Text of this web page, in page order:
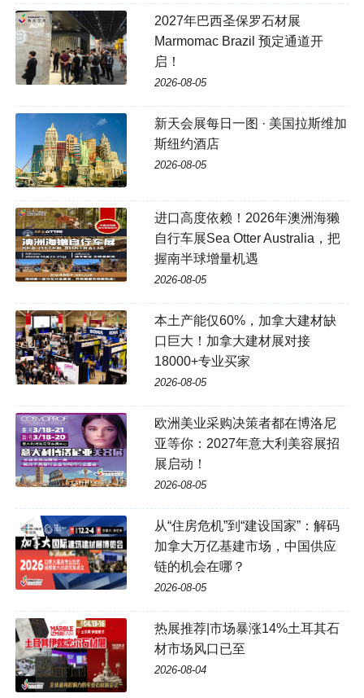
2027年巴西圣保罗石材展
Marmomac Brazil 预定通道开
启！
2026-08-05
新天会展每日一图 · 美国拉斯维加
斯纽约酒店
2026-08-05
进口高度依赖！2026年澳洲海獭
自行车展Sea Otter Australia，把
握南半球增量机遇
2026-08-05
本土产能仅60%，加拿大建材缺
口巨大！加拿大建材展对接
18000+专业买家
2026-08-05
欧洲美业采购决策者都在博洛尼
亚等你：2027年意大利美容展招
展启动！
2026-08-05
从“住房危机”到“建设国家”：解码
加拿大万亿基建市场，中国供应
链的机会在哪？
2026-08-05
热展推荐|市场暴涨14%土耳其石
材市场风口已至
2026-08-04